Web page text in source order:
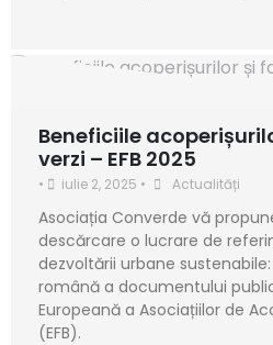
Beneficiile
verzi – EFB 2025
• iulie 2, 2025 • Actualități
Asociația Converde vă
descărcare o lucrare de
dezvoltării urbane
română a documentului
Europeană a Asociațiilor de
(EFB).